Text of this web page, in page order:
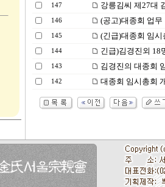
147 강릉김씨 제27대
146 (공고)대종회 업무
145 (긴급)대종회 임시
144 긴급)김경진외 18
143 김경진의 대종회
142 대종회 임시총회